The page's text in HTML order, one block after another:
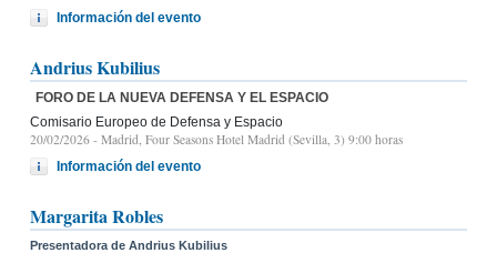
Información del evento
Andrius Kubilius
FORO DE LA NUEVA DEFENSA Y EL ESPACIO
Comisario Europeo de Defensa y Espacio
20/02/2026 - Madrid, Four Seasons Hotel Madrid (Sevilla, 3) 9:00 horas
Información del evento
Margarita Robles
Presentadora de Andrius Kubilius